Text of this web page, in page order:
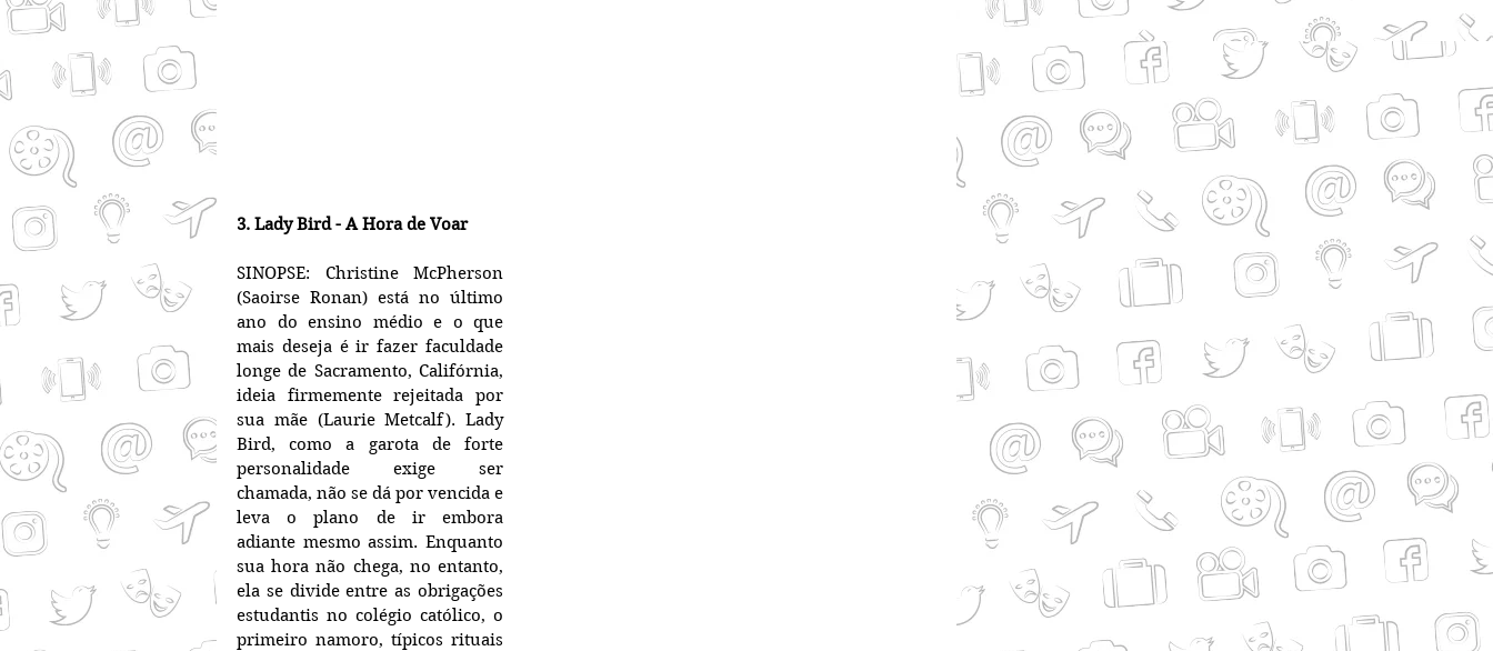
3. Lady Bird - A Hora de Voar
SINOPSE: Christine McPherson
(Saoirse Ronan) está no último
ano do ensino médio e o que
mais deseja é ir fazer faculdade
longe de Sacramento, Califórnia,
ideia firmemente rejeitada por
sua mãe (Laurie Metcalf). Lady
Bird, como a garota de forte
personalidade exige ser
chamada, não se dá por vencida e
leva o plano de ir embora
adiante mesmo assim. Enquanto
sua hora não chega, no entanto,
ela se divide entre as obrigações
estudantis no colégio católico, o
primeiro namoro, típicos rituais